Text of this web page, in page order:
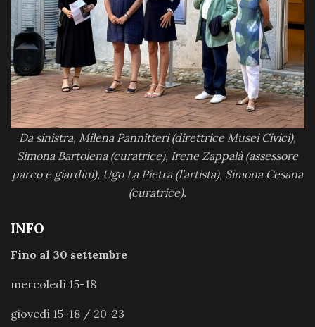
Da sinistra, Milena Pannitteri (direttrice Musei Civici),
Simona Bartolena (curatrice), Irene Zappalà (assessore
parco e giardini), Ugo La Pietra (l’artista), Simona Cesana
(curatrice).
INFO
Fino al 30 settembre
mercoledì 15-18
giovedì 15-18 / 20-23